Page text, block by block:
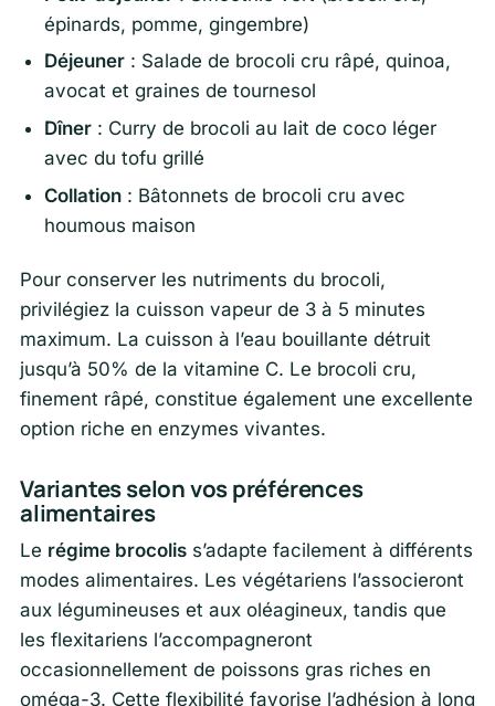
épinards, pomme, gingembre)
Déjeuner : Salade de brocoli cru râpé, quinoa,
avocat et graines de tournesol
Dîner : Curry de brocoli au lait de coco léger
avec du tofu grillé
Collation : Bâtonnets de brocoli cru avec
houmous maison
Pour conserver les nutriments du brocoli,
privilégiez la cuisson vapeur de 3 à 5 minutes
maximum. La cuisson à l’eau bouillante détruit
jusqu’à 50% de la vitamine C. Le brocoli cru,
finement râpé, constitue également une excellente
option riche en enzymes vivantes.
Variantes selon vos préférences
alimentaires
Le régime brocolis s’adapte facilement à différents
modes alimentaires. Les végétariens l’associeront
aux légumineuses et aux oléagineux, tandis que
les flexitariens l’accompagneront
occasionnellement de poissons gras riches en
oméga-3. Cette flexibilité favorise l’adhésion à long